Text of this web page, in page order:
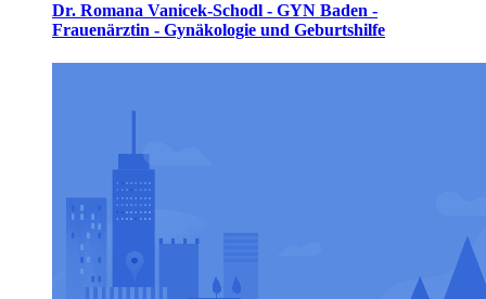
Dr. Romana Vanicek-Schodl - GYN Baden -
Frauenärztin - Gynäkologie und Geburtshilfe